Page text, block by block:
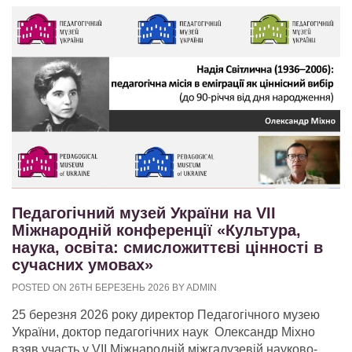
Педагогічний музей України на VІІ
Міжнародній конференції «Культура,
наука, освіта: смисложиттєві цінності в
сучасних умовах»
POSTED ON 26TH БЕРЕЗЕНЬ 2026 BY ADMIN
25 березня 2026 року директор Педагогічного музею
України, доктор педагогічних наук Олександр Міхно
взяв участь у VІІ Міжнародній міжгалузевій науково-